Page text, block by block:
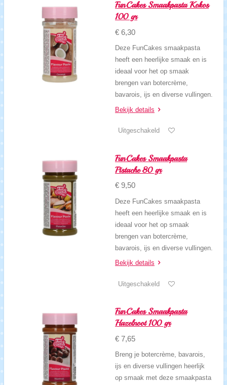
FunCakes Smaakpasta Kokos
100 gr
€ 6,30
Deze FunCakes smaakpasta
heeft een heerlijke smaak en is
ideaal voor het op smaak
brengen van botercrème,
bavarois, ijs en diverse vullingen.
Bekijk details
Uitgeschakeld
FunCakes Smaakpasta
Pistache 80 gr
€ 9,50
Deze FunCakes smaakpasta
heeft een heerlijke smaak en is
ideaal voor het op smaak
brengen van botercrème,
bavarois, ijs en diverse vullingen.
Bekijk details
Uitgeschakeld
FunCakes Smaakpasta
Hazelnoot 100 gr
€ 7,65
Breng je botercrème, bavarois,
ijs en diverse vullingen heerlijk
op smaak met deze smaakpasta